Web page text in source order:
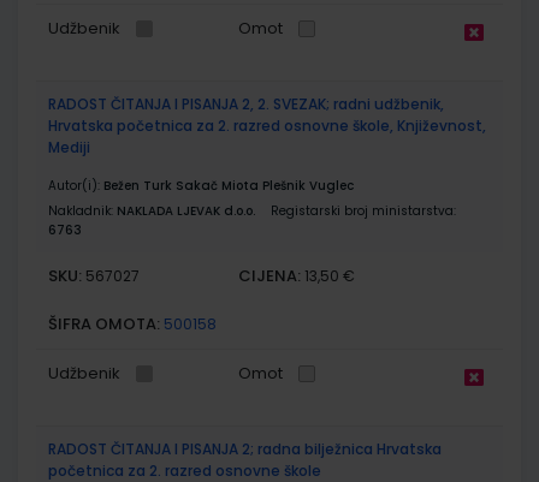
Udžbenik Omot
RADOST ČITANJA I PISANJA 2, 2. SVEZAK; radni udžbenik,
Hrvatska početnica za 2. razred osnovne škole, Književnost,
Mediji
Autor(i): Bežen Turk Sakač Miota Plešnik Vuglec
Nakladnik: NAKLADA LJEVAK d.o.o.
Registarski broj ministarstva:
6763
SKU: 567027 CIJENA: 13,50 €
ŠIFRA OMOTA: 500158
Udžbenik Omot
RADOST ČITANJA I PISANJA 2; radna bilježnica Hrvatska
početnica za 2. razred osnovne škole